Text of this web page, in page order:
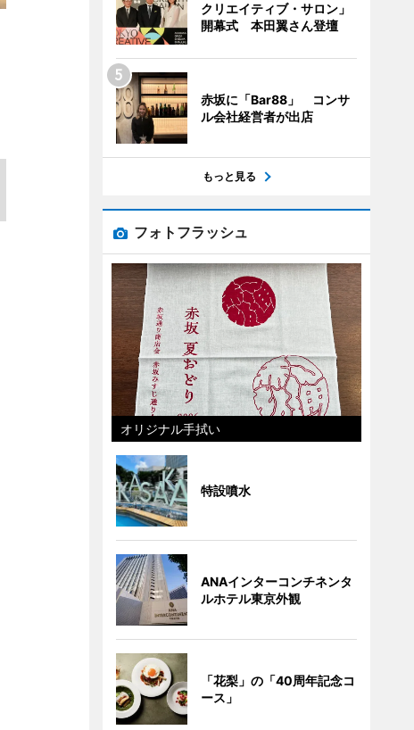
クリエイティブ・サロン」
開幕式 本田翼さん登壇
赤坂に「Bar88」 コンサ
ル会社経営者が出店
もっと見る
フォトフラッシュ
オリジナル手拭い
特設噴水
ANAインターコンチネンタ
ルホテル東京外観
「花梨」の「40周年記念コ
ース」